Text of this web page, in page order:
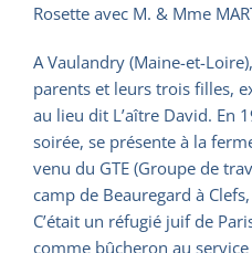
Rosette avec M. & Mme
A Vaulandry (Maine-et-
parents et leurs trois filles,
au lieu dit L’aître David. En
soirée, se présente à la
venu du GTE (Groupe de
camp de Beauregard à
C’était un réfugié juif de
comme bûcheron au